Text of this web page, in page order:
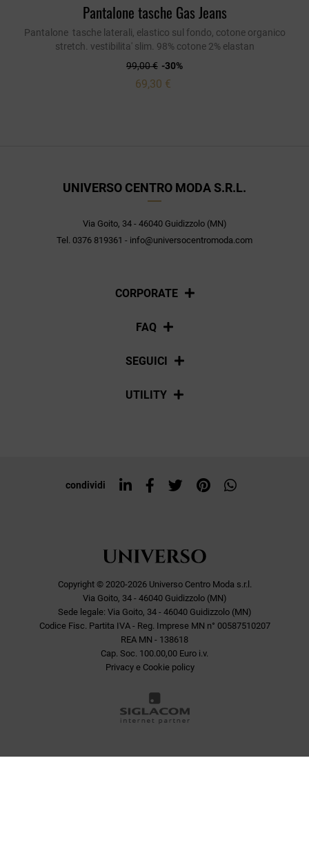
Pantalone tasche Gas Jeans
Pantalone tasche laterali, elastico sul fondo, cotone organico
stretch. vestibilita' slim. 98% cotone 2% elastan
99,00 € -30%
69,30 €
UNIVERSO CENTRO MODA S.R.L.
Via Goito, 34 - 46040 Guidizzolo (MN)
Tel. 0376 819361 - info@universocentromoda.com
CORPORATE
Chi siamo
FAQ
Pagamenti
SEGUICI
Social
UTILITY
Top ricerche
condividi
Copyright © 2020-2026 Universo Centro Moda s.r.l.
Via Goito, 34 - 46040 Guidizzolo (MN)
Sede legale: Via Goito, 34 - 46040 Guidizzolo (MN)
Codice Fisc. Partita IVA - Reg. Imprese MN n° 00587510207
REA MN - 138618
Cap. Soc. 100.00,00 Euro i.v.
Privacy e Cookie policy